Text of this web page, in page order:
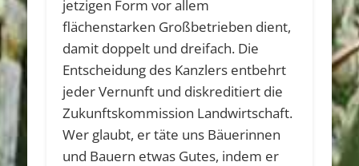
jetzigen Form vor allem
flächenstarken Großbetrieben dient,
damit doppelt und dreifach. Die
Entscheidung des Kanzlers entbehrt
jeder Vernunft und diskreditiert die
Zukunftskommission Landwirtschaft.
Wer glaubt, er täte uns Bäuerinnen
und Bauern etwas Gutes, indem er